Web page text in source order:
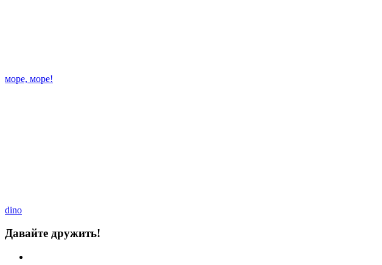
море, море!
dino
Давайте дружить!